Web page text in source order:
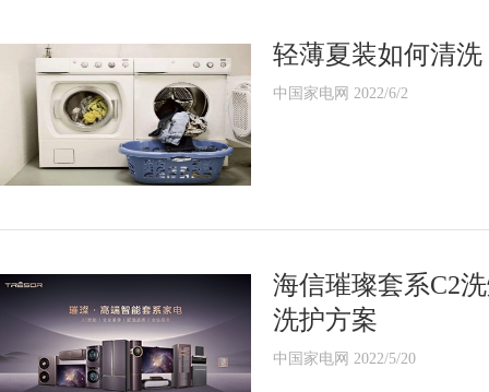
轻薄夏装如何清
中国家电网 2022/6/2
海信璀璨套系C2
洗护方案
中国家电网 2022/5/20